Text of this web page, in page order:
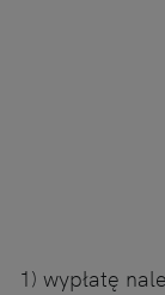
1) wypłatę